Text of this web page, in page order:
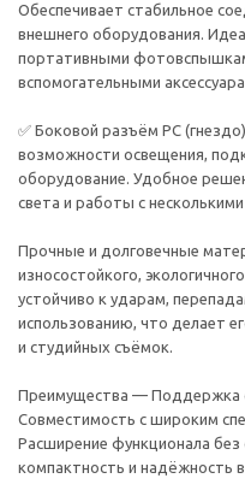
Обеспечивает стабильное
внешнего оборудования.
портативными
вспомогательными
✅ Боковой разъём PC
возможности освещения,
оборудование. Удобное
света и работы с
Прочные и долговечные
износостойкого,
устойчиво к ударам,
использованию, что делает
и студийных съёмок.
Преимущества — Поддержка
Совместимость с широким
Расширение функционала
компактность и надёжность